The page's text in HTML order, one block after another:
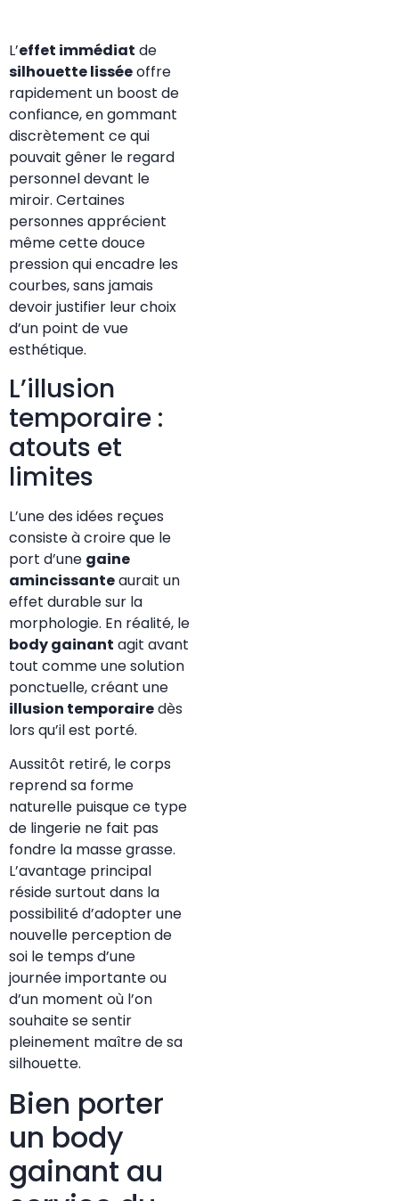
L’effet immédiat de
silhouette lisséeoffre
rapidement un boost de
confiance, en gommant
discrètement ce qui
pouvait gêner le regard
personnel devant le
miroir. Certaines
personnes apprécient
même cette douce
pression qui encadre les
courbes, sans jamais
devoir justifier leur choix
d’un point de vue
esthétique.
L’illusion
temporaire :
atouts et
limites
L’une des idées reçues
consiste à croire que le
port d’une gaine
amincissanteaurait un
effet durable sur la
morphologie. En réalité, le
body gainant agit avant
tout comme une solution
ponctuelle, créant une
illusion temporairedès
lors qu’il est porté.
Aussitôt retiré, le corps
reprend sa forme
naturelle puisque ce type
de lingerie ne fait pas
fondre la masse grasse.
L’avantage principal
réside surtout dans la
possibilité d’adopter une
nouvelle perception de
soi le temps d’une
journée importante ou
d’un moment où l’on
souhaite se sentir
pleinement maître de sa
silhouette.
Bien porter
un body
gainant au